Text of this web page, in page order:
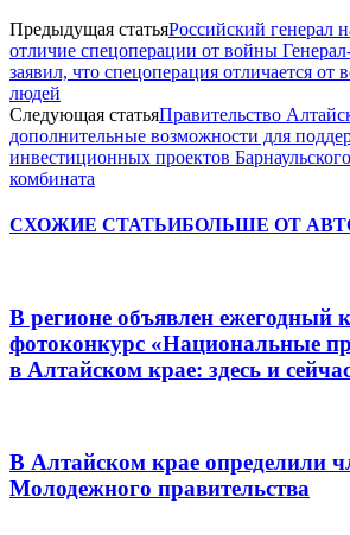
Предыдущая статьяРоссийский генерал
отличие спецоперации от войны
заявил, что спецоперация отличается от
людей
Следующая статьяПравительство
дополнительные возможности для
инвестиционных проектов
комбината
СХОЖИЕ СТАТЬИБОЛЬШЕ ОТ
В регионе объявлен ежегодный
фотоконкурс «Национальные
в Алтайском крае: здесь и
В Алтайском крае определили
Молодежного правительства